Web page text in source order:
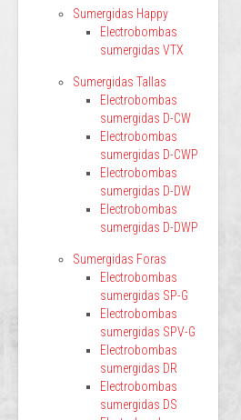
Sumergidas Happy
Electrobombas
sumergidas VTX
Sumergidas Tallas
Electrobombas
sumergidas D-CW
Electrobombas
sumergidas D-CWP
Electrobombas
sumergidas D-DW
Electrobombas
sumergidas D-DWP
Sumergidas Foras
Electrobombas
sumergidas SP-G
Electrobombas
sumergidas SPV-G
Electrobombas
sumergidas DR
Electrobombas
sumergidas DS